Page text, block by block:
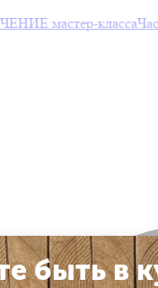
мастер-класса
быть в